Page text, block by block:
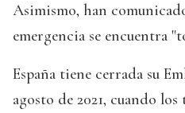
Asimismo, han
emergencia se encuentra
España tiene cerrada su
agosto de 2021, cuando